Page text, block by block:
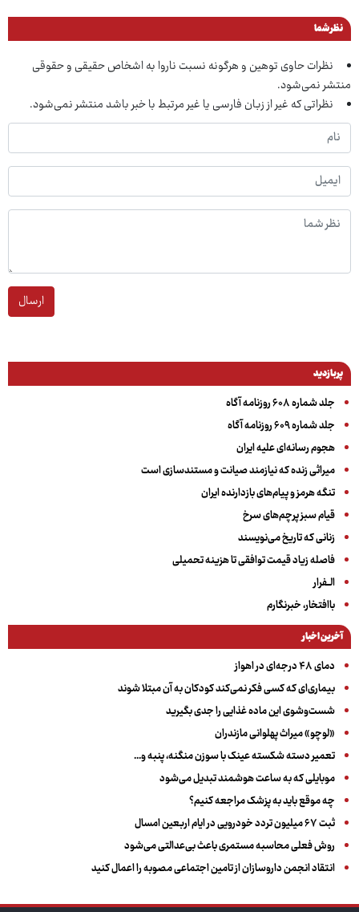
نظر شما
نظرات حاوی توهین و هرگونه نسبت ناروا به اشخاص حقیقی و حقوقی
منتشر نمی‌شود.
نظراتی که غیر از زبان فارسی یا غیر مرتبط با خبر باشد منتشر نمی‌شود.
ارسال
پربازدید
جلد شماره ۶۰۸ روزنامه آگاه
جلد شماره ۶۰۹ روزنامه آگاه
هجوم رسانه‌ای علیه ایران
میراثی زنده که نیازمند صیانت و مستندسازی است
تنگه هرمز و پیام‌های بازدارنده ایران
قیام سبز پرچم‌های سرخ
زنانی که تاریخ می‌نویسند
فاصله زیاد قیمت توافقی تا هزینه تحمیلی
الــفرار
باافتخار، خبرنگارم
آخرین اخبار
دمای ۴۸ درجه‌ای در اهواز
بیماری‌ای که کسی فکر نمی‌کند کودکان به آن مبتلا شوند
شست‌وشوی این ماده غذایی را جدی بگیرید
«لوچو» میراث پهلوانی مازندران
تعمیر دسته شکسته عینک با سوزن منگنه، پنبه و...
موبایلی که به ساعت هوشمند تبدیل می‌شود
چه موقع باید به پزشک مراجعه کنیم؟
ثبت ۶۷ میلیون تردد خودرویی در ایام اربعین امسال
روش فعلی محاسبه مستمری باعث بی‌عدالتی می‌شود
انتقاد انجمن داروسازان از تامین اجتماعی مصوبه را اعمال کنید